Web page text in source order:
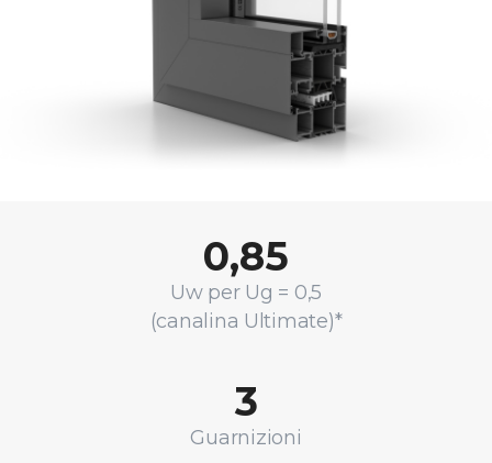
0,85
Uw per Ug = 0,5
(canalina Ultimate)*
3
Guarnizioni